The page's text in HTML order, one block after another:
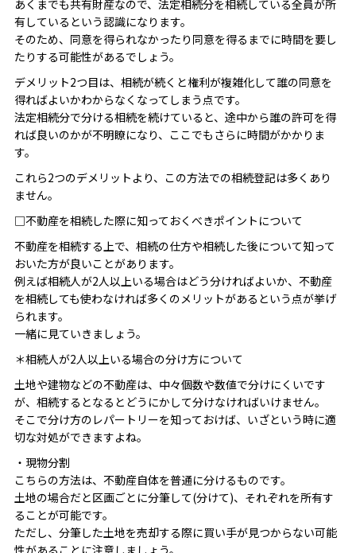
あくまでも共有財産なので、法定相続分を相続している全員が所
有しているという認識になります。
そのため、同意を得られなかったり同意を得るまでに時間を要し
たりする可能性があるでしょう。
デメリット2つ目は、相続が続くと権利が複雑化して誰の同意を
得ればよいかわからなくなってしまう点です。
法定相続分で分ける相続を続けていると、途中から誰の許可を得
れば良いのかが不明瞭になり、ここでもさらに時間がかかりま
す。
これら2つのデメリットより、この方法での相続登記は多くあり
ません。
□不動産を相続した際に知っておくべきポイントについて
不動産を相続する上で、相続の仕方や相続した後について知って
おいた方が良いことがあります。
例えば相続人が2人以上いる場合はどう分ければよいか、不動産
を相続しても使わなければ多くのメリットがあるという点が挙げ
られます。
一緒に見ていきましょう。
＊相続人が2人以上いる場合の分け方について
土地や建物などの不動産は、中々個数や数値で分けにくいです
が、相続するとなるとどうにかして分けなければいけません。
そこで分け方のレパートリーを知っておけば、いざという時に適
切な対処ができますよね。
・現物分割
こちらの方法は、不動産自体を普通に分けるものです。
土地の場合だと区画ごとに分筆して(分けて)、それぞれを所有す
ることが可能です。
ただし、分筆した土地を売却する際に買い手が見つからない可能
性があることに注意しましょう。